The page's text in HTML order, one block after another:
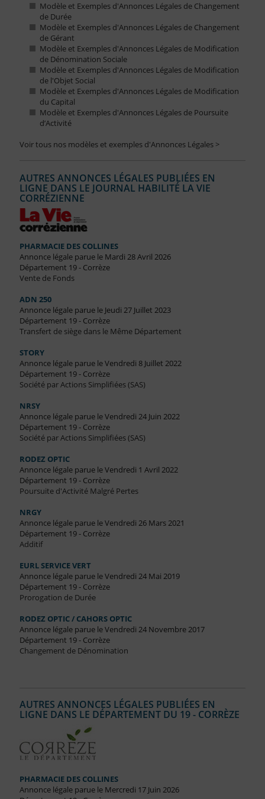
Modèle et Exemples d'Annonces Légales de Changement
de Durée
Modèle et Exemples d'Annonces Légales de Changement
de Gérant
Modèle et Exemples d'Annonces Légales de Modification
de Dénomination Sociale
Modèle et Exemples d'Annonces Légales de Modification
de l'Objet Social
Modèle et Exemples d'Annonces Légales de Modification
du Capital
Modèle et Exemples d'Annonces Légales de Poursuite
d’Activité
Voir tous nos modèles et exemples d'Annonces Légales >
AUTRES ANNONCES LÉGALES PUBLIÉES EN
LIGNE DANS LE JOURNAL HABILITÉ LA VIE
CORRÉZIENNE
PHARMACIE DES COLLINES
Annonce légale parue le Mardi 28 Avril 2026
Département 19 - Corrèze
Vente de Fonds
ADN 250
Annonce légale parue le Jeudi 27 Juillet 2023
Département 19 - Corrèze
Transfert de siège dans le Même Département
STORY
Annonce légale parue le Vendredi 8 Juillet 2022
Département 19 - Corrèze
Société par Actions Simplifiées (SAS)
NRSY
Annonce légale parue le Vendredi 24 Juin 2022
Département 19 - Corrèze
Société par Actions Simplifiées (SAS)
RODEZ OPTIC
Annonce légale parue le Vendredi 1 Avril 2022
Département 19 - Corrèze
Poursuite d'Activité Malgré Pertes
NRGY
Annonce légale parue le Vendredi 26 Mars 2021
Département 19 - Corrèze
Additif
EURL SERVICE VERT
Annonce légale parue le Vendredi 24 Mai 2019
Département 19 - Corrèze
Prorogation de Durée
RODEZ OPTIC / CAHORS OPTIC
Annonce légale parue le Vendredi 24 Novembre 2017
Département 19 - Corrèze
Changement de Dénomination
AUTRES ANNONCES LÉGALES PUBLIÉES EN
LIGNE DANS LE DÉPARTEMENT DU 19 - CORRÈZE
PHARMACIE DES COLLINES
Annonce légale parue le Mercredi 17 Juin 2026